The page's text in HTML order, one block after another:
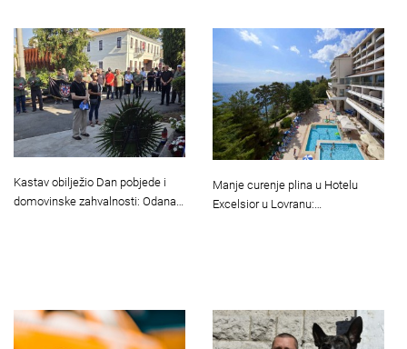
Kastav obilježio Dan pobjede i
domovinske zahvalnosti: Odana…
Manje curenje plina u Hotelu
Excelsior u Lovranu:…